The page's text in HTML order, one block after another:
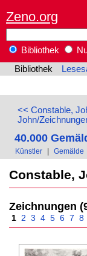
Zeno.org
Bibliothek
Bibliothek
<< Constable,
John/
40.000
Künstler | Gemälde
Constable,
Zeichnungen
1 2 3 4 5 6 7 8